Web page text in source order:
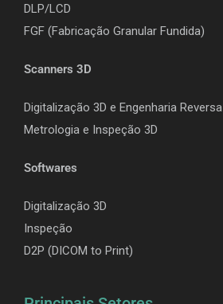
DLP/LCD
FGF (Fabricação Granular Fundida)
Scanners 3D
Digitalização 3D e Engenharia Reversa
Metrologia e Inspeção 3D
Softwares
Digitalização 3D
Inspeção
D2P (DICOM to Print)